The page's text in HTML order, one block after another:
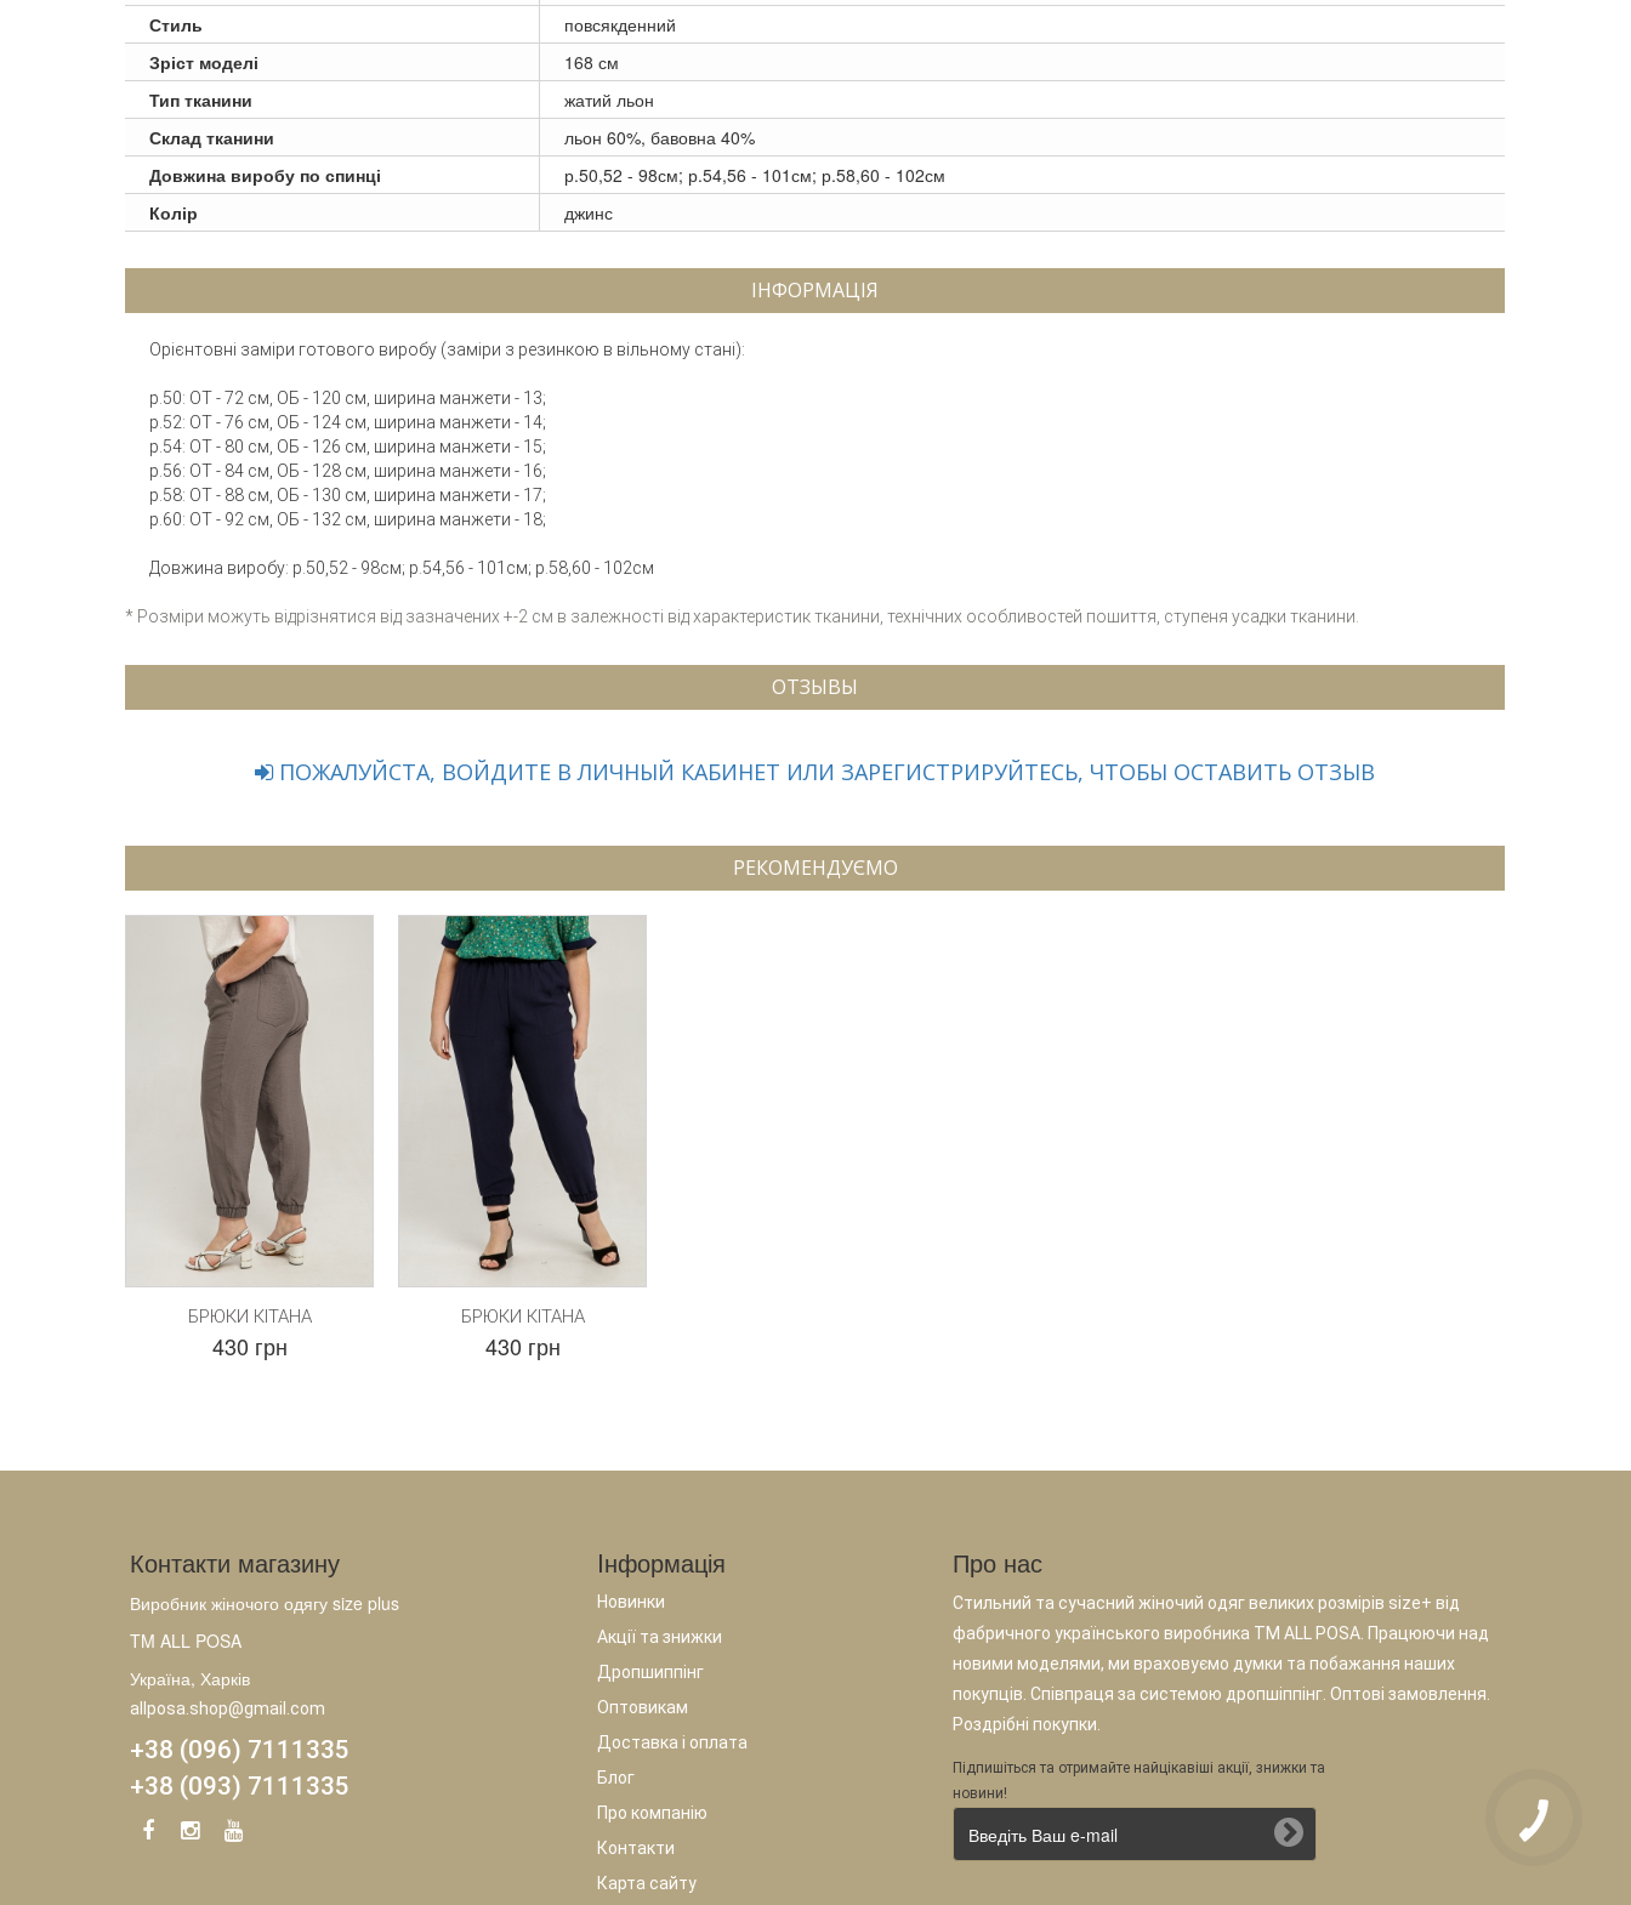
Стиль
повсякденний
Зріст моделі
168 см
Тип тканини
жатий льон
Склад тканини
льон 60%, бавовна 40%
Довжина виробу по спинці
р.50,52 - 98см; р.54,56 - 101см; р.58,60 - 102см
Колір
джинс
ІНФОРМАЦІЯ
Орієнтовні заміри готового виробу (заміри з резинкою в вільному стані):
р.50: ОТ - 72 см, ОБ - 120 см, ширина манжети - 13;
р.52: ОТ - 76 см, ОБ - 124 см, ширина манжети - 14;
р.54: ОТ - 80 см, ОБ - 126 см, ширина манжети - 15;
р.56: ОТ - 84 см, ОБ - 128 см, ширина манжети - 16;
р.58: ОТ - 88 см, ОБ - 130 см, ширина манжети - 17;
р.60: ОТ - 92 см, ОБ - 132 см, ширина манжети - 18;
Довжина виробу: р.50,52 - 98см; р.54,56 - 101см; р.58,60 - 102см
* Розміри можуть відрізнятися від зазначених +-2 см в залежності від характеристик тканини, технічних особливостей пошиття, ступеня усадки тканини.
ОТЗЫВЫ
ПОЖАЛУЙСТА, ВОЙДИТЕ В ЛИЧНЫЙ КАБИНЕТ ИЛИ ЗАРЕГИСТРИРУЙТЕСЬ, ЧТОБЫ ОСТАВИТЬ ОТЗЫВ
РЕКОМЕНДУЄМО
БРЮКИ КІТАНА
430 грн
БРЮКИ КІТАНА
430 грн
Контакти магазину
Виробник жіночого одягу size plus
TM ALL POSA
Україна, Харків
allposa.shop@gmail.com
+38 (096) 7111335
+38 (093) 7111335
Iнформація
Новинки
Акції та знижки
Дропшиппінг
Оптовикам
Доставка і оплата
Блог
Про компанію
Контакти
Карта сайту
Про нас
Стильний та сучасний жіночий одяг великих розмірів size+ від
фабричного українського виробника TM ALL POSA. Працюючи над
новими моделями, ми враховуємо думки та побажання наших
покупців. Співпраця за системою дропшіппінг. Оптові замовлення.
Роздрібні покупки.
Підпишіться та отримайте найцікавіші акції, знижки та
новини!